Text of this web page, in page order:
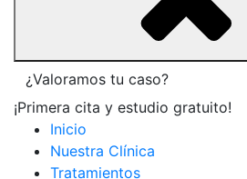
¿Valoramos tu caso?
¡Primera cita y estudio gratuito!
Inicio
Nuestra Clínica
Tratamientos